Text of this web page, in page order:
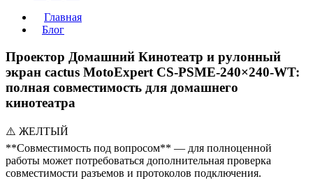
Главная
Блог
Проектор Домашний Кинотеатр и рулонный
экран cactus MotoExpert CS-PSME-240×240-WT:
полная совместимость для домашнего
кинотеатра
⚠️ ЖЕЛТЫЙ
**Совместимость под вопросом** — для полноценной
работы может потребоваться дополнительная проверка
совместимости разъемов и протоколов подключения.